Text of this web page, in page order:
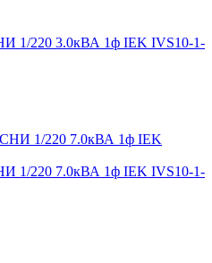
1/220 3.0кВА 1ф IEK IVS10-1-
1/220 7.0кВА 1ф IEK IVS10-1-